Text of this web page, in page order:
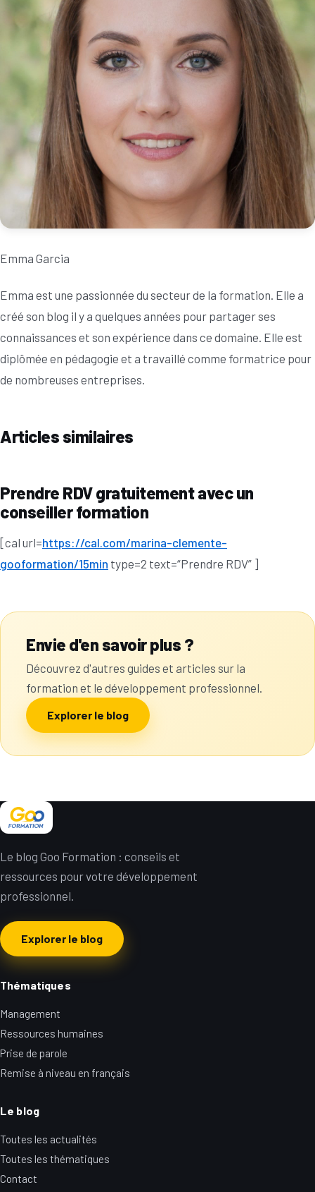
Emma Garcia
Emma est une passionnée du secteur de la formation. Elle a
créé son blog il y a quelques années pour partager ses
connaissances et son expérience dans ce domaine. Elle est
diplômée en pédagogie et a travaillé comme formatrice pour
de nombreuses entreprises.
Articles similaires
Prendre RDV gratuitement avec un
conseiller formation
[cal url=https://cal.com/marina-clemente-
gooformation/15min type=2 text=“Prendre RDV” ]
Envie d'en savoir plus ?
Découvrez d'autres guides et articles sur la
formation et le développement professionnel.
Explorer le blog
Le blog Goo Formation : conseils et
ressources pour votre développement
professionnel.
Explorer le blog
Thématiques
Management
Ressources humaines
Prise de parole
Remise à niveau en français
Le blog
Toutes les actualités
Toutes les thématiques
Contact